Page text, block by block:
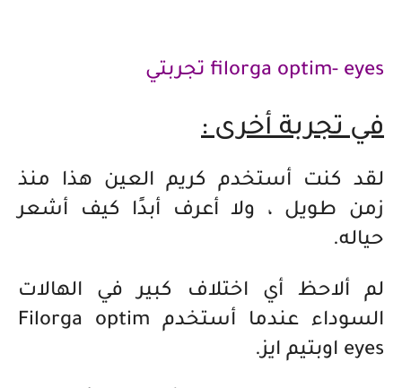
filorga optim- eyes تجربتي
في تجربة أخرى :
لقد كنت أستخدم كريم العين هذا منذ
زمن طويل ، ولا أعرف أبدًا كيف أشعر
حياله.
لم ألاحظ أي اختلاف كبير في الهالات
السوداء عندما أستخدم Filorga optim
eyes اوبتيم ايز.